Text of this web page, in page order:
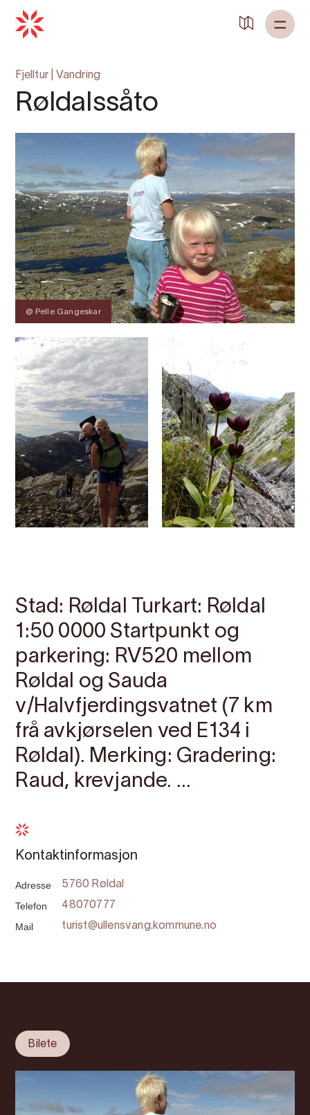
Fjelltur Vandring
Røldalssåto
@ Pelle Gangeskar
Stad: Røldal Turkart: Røldal
1:50 0000 Startpunkt og
parkering: RV520 mellom
Røldal og Sauda
v/Halvfjerdingsvatnet (7 km
frå avkjørselen ved E134 i
Røldal). Merking: Gradering:
Raud, krevjande. ...
Kontaktinformasjon
Adresse 5760 Røldal
Telefon 48070777
Mail turist@ullensvang.kommune.no
Bilete